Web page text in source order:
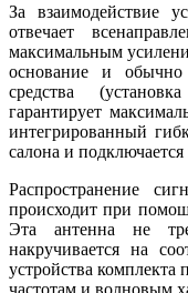
За взаимодействие
отвечает
максимальным
основание и
средства
гарантирует
интегрированный
салона и
Распространение
происходит при
Эта антенна не
накручивается на
устройства
частотам и волновым